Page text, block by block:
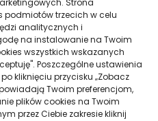
Strona
podmiotów trzecich w celu
analitycznych i
na instalowanie na Twoim
wszystkich wskazanych
Poszczególne ustawienia
kliknięciu przycisku „Zobacz
Twoim preferencjom,
plików cookies na Twoim
przez Ciebie zakresie kliknij